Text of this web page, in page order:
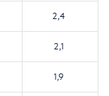
2,4
2,1
1,9